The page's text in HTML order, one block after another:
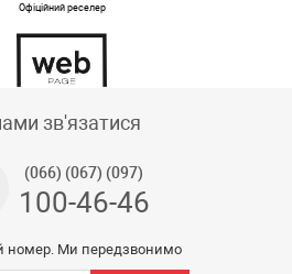
Офіційний реселер
зв'язатися
(066) (067) (097)
100-46-46
номер. Ми передзвонимо